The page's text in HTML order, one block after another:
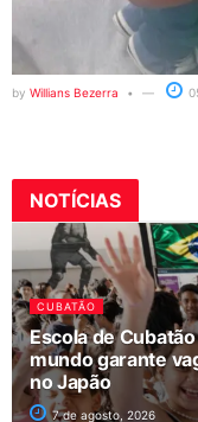
by Willians Bezerra
NOTÍCIAS
CUBATÃO
Escola de
mundo garante
no Japão
7 de agosto, 2026